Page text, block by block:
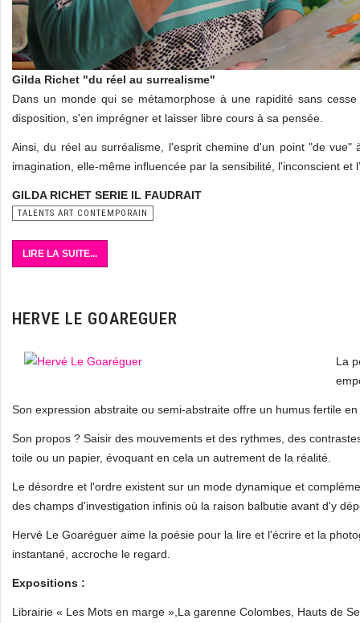
Gilda Richet "du réel au surrealisme"
Dans un monde qui se métamorphose à une rapidité sans
disposition, s'en imprégner et laisser libre cours à sa pensée.
Ainsi, du réel au surréalisme, l'esprit chemine d'un point "de
imagination, elle-même influencée par la sensibilité, l'inconscient et
GILDA RICHET SERIE IL FAUDRAIT
TALENTS ART CONTEMPORAIN
LIRE LA SUITE...
HERVE LE GOAREGUER
La
Son expression abstraite ou semi-abstraite offre un humus fertile
Son propos ? Saisir des mouvements et des rythmes, des
toile ou un papier, évoquant en cela un autrement de la réalité.
Le désordre et l'ordre existent sur un mode dynamique et
des champs d'investigation infinis où la raison balbutie avant d'y
Hervé Le Goaréguer aime la poésie pour la lire et l'écrire et la
instantané, accroche le regard.
Expositions :
Librairie « Les Mots en marge »,La garenne Colombes, Hauts de